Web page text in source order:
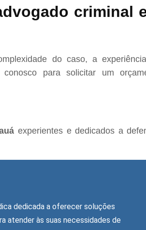
criminal
do caso, a
para solicitar um
experientes e dedicados a
dedicada a oferecer soluções
atender às suas necessidades de